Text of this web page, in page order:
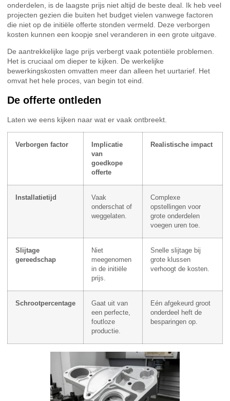
onderdelen, is de laagste prijs niet altijd de beste deal. Ik heb veel
projecten gezien die buiten het budget vielen vanwege factoren
die niet op de initiële offerte stonden vermeld. Deze verborgen
kosten kunnen een koopje snel veranderen in een grote uitgave.
De aantrekkelijke lage prijs verbergt vaak potentiële problemen.
Het is cruciaal om dieper te kijken. De werkelijke
bewerkingskosten omvatten meer dan alleen het uurtarief. Het
omvat het hele proces, van begin tot eind.
De offerte ontleden
Laten we eens kijken naar wat er vaak ontbreekt.
Verborgen factor
Implicatie
van
goedkope
offerte
Realistische impact
Installatietijd
Vaak
onderschat of
weggelaten.
Complexe
opstellingen voor
grote onderdelen
voegen uren toe.
Slijtage
gereedschap
Niet
meegenomen
in de initiële
prijs.
Snelle slijtage bij
grote klussen
verhoogt de kosten.
Schrootpercentage
Gaat uit van
een perfecte,
foutloze
productie.
Eén afgekeurd groot
onderdeel heft de
besparingen op.